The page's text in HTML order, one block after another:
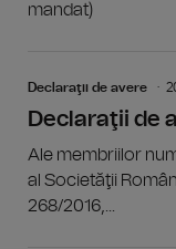
mandat)
Declaraţii de avere
Declaraţii de
Ale membriilor
al Societăţii
268/2016,...